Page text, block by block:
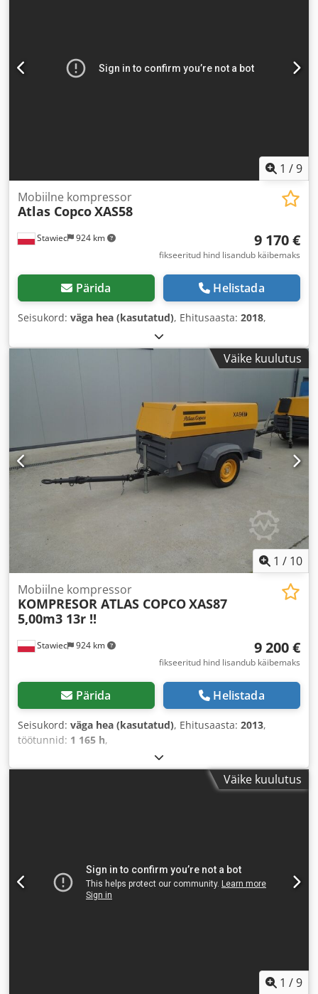
1 /9
Stawiec 924 km
Mobiilne kompressor
Atlas CopcoXAS58
9 170 €
fikseeritud hind lisandub käibemaks
Pärida Helistada
Seisukord: väga hea (kasutatud), Ehitusaasta: 2018,
Väike kuulutus
1 / 10
Stawiec 924 km
Mobiilne kompressor
KOMPRESOR ATLAS COPCOXAS87
5,00m3 13r !!
9 200 €
fikseeritud hind lisandub käibemaks
Pärida Helistada
Seisukord: väga hea (kasutatud), Ehitusaasta: 2013,
töötunnid: 1 165 h,
Väike kuulutus
1 /9